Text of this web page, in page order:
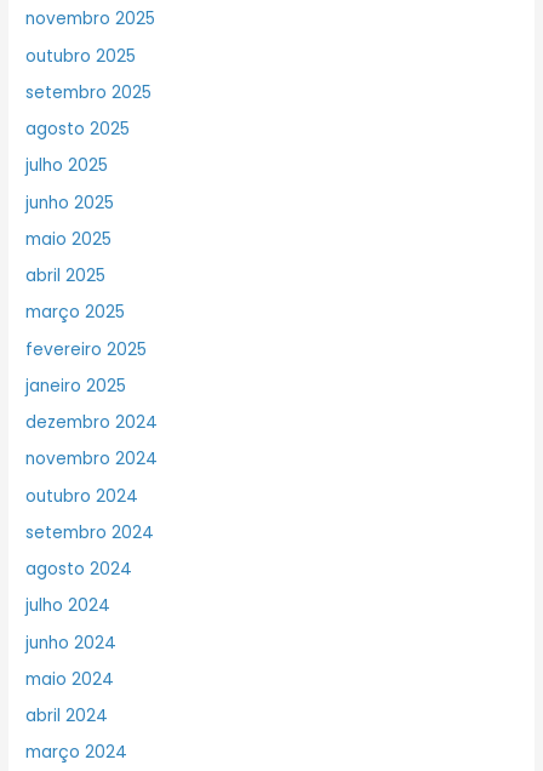
novembro 2025
outubro 2025
setembro 2025
agosto 2025
julho 2025
junho 2025
maio 2025
abril 2025
março 2025
fevereiro 2025
janeiro 2025
dezembro 2024
novembro 2024
outubro 2024
setembro 2024
agosto 2024
julho 2024
junho 2024
maio 2024
abril 2024
março 2024